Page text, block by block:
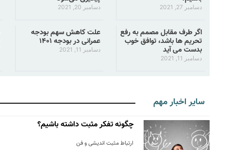
دسامبر 27, 2021 دسامبر 20, 2021
اگر طرف مقابل مصمم به رفع
تحریم ها باشد، توافق خوب
بدست می آید
دسامبر 11, 2021
علت کاهش سهم بودجه
عمرانی در بودجه ۱۴۰۱
دسامبر 11, 2021
سایر اخبار مهم
چگونه تفکر مثبت داشته باشیم؟
ارتباط مثبت اندیشی و فن